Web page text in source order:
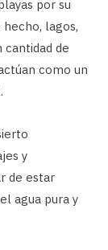
por su
lagos,
cantidad de
como un
y
de estar
agua pura y